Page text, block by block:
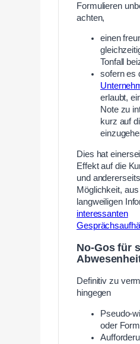
Formulieren
achten,
einen
Tonfall
sofern es
erlaubt,
Note zu
kurz auf
Dies hat
Effekt auf die
und
Möglichkeit,
langweiligen
interessanten
No-Gos für
Definitiv zu
hingegen
Pseudo-
oder